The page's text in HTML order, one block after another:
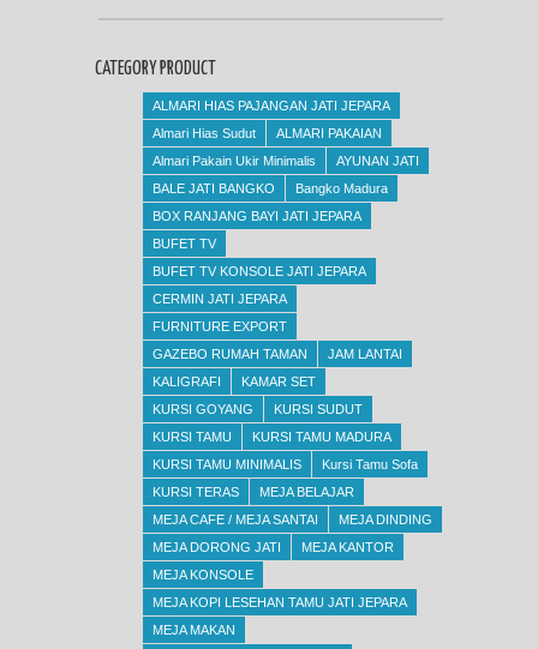
CATEGORY PRODUCT
ALMARI HIAS PAJANGAN JATI JEPARA
Almari Hias Sudut
ALMARI PAKAIAN
Almari Pakain Ukir Minimalis
AYUNAN JATI
BALE JATI BANGKO
Bangko Madura
BOX RANJANG BAYI JATI JEPARA
BUFET TV
BUFET TV KONSOLE JATI JEPARA
CERMIN JATI JEPARA
FURNITURE EXPORT
GAZEBO RUMAH TAMAN
JAM LANTAI
KALIGRAFI
KAMAR SET
KURSI GOYANG
KURSI SUDUT
KURSI TAMU
KURSI TAMU MADURA
KURSI TAMU MINIMALIS
Kursi Tamu Sofa
KURSI TERAS
MEJA BELAJAR
MEJA CAFE / MEJA SANTAI
MEJA DINDING
MEJA DORONG JATI
MEJA KANTOR
MEJA KONSOLE
MEJA KOPI LESEHAN TAMU JATI JEPARA
MEJA MAKAN